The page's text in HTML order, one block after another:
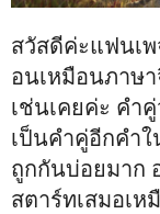
สวัสดีค่ะแฟนเ
อนเหมือนภาษ
เช่นเคยค่ะ คำ
เป็นคำคู่อีกคำ
ถูกกันบ่อยมาก
สตาร์ทเสมอเ